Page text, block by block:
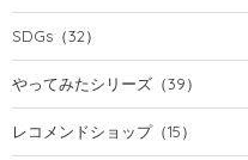
SDGs （32）
やってみたシリーズ （39）
レコメンドショップ（15）